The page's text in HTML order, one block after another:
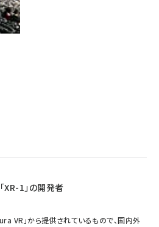
XR-1」の開発者
VR」から提供されているもので、国内外